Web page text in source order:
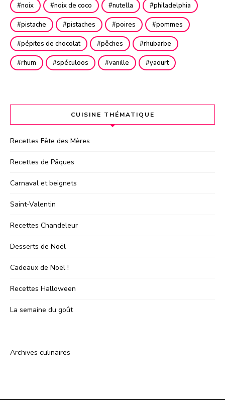
noix noix de coco nutella philadelphia
pistache pistaches poires pommes
pépites de chocolat pêches rhubarbe
rhum spéculoos vanille yaourt
CUISINE THÉMATIQUE
Recettes Fête des Mères
Recettes de Pâques
Carnaval et beignets
Saint-Valentin
Recettes Chandeleur
Desserts de Noël
Cadeaux de Noël !
Recettes Halloween
La semaine du goût
Archives culinaires